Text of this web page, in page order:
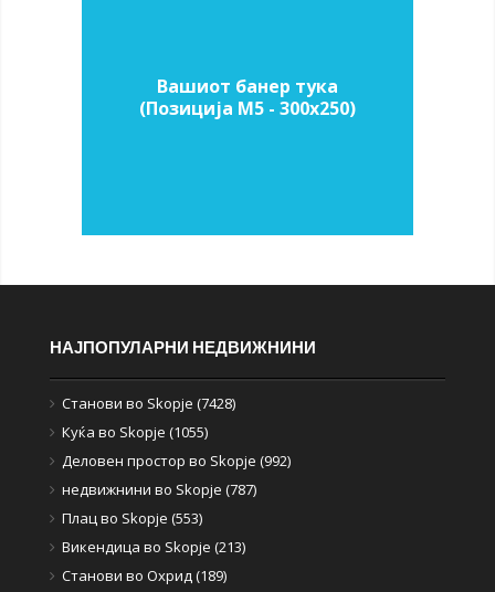
Вашиот банер тука
(Позиција M5 - 300х250)
НАЈПОПУЛАРНИ НЕДВИЖНИНИ
Станови во Skopje (7428)
Куќа во Skopje (1055)
Деловен простор во Skopje (992)
недвижнини во Skopje (787)
Плац во Skopje (553)
Викендица во Skopje (213)
Станови во Охрид (189)